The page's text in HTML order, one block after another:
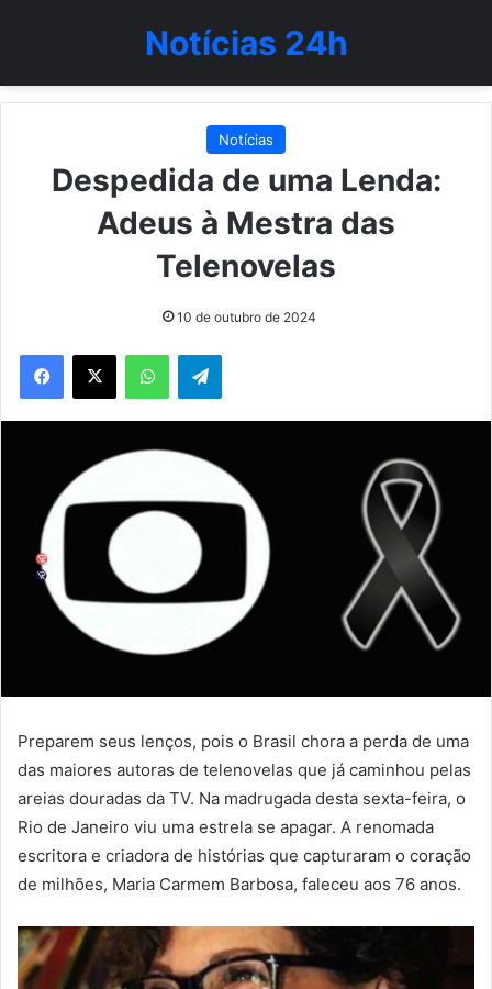
Notícias 24h
Notícias
Despedida de uma Lenda:
Adeus à Mestra das
Telenovelas
10 de outubro de 2024
WhatsAppTelegram
Preparem seus lenços, pois o Brasil chora a perda de uma
das maiores autoras de telenovelas que já caminhou pelas
areias douradas da TV. Na madrugada desta sexta-feira, o
Rio de Janeiro viu uma estrela se apagar. A renomada
escritora e criadora de histórias que capturaram o coração
de milhões, Maria Carmem Barbosa, faleceu aos 76 anos.